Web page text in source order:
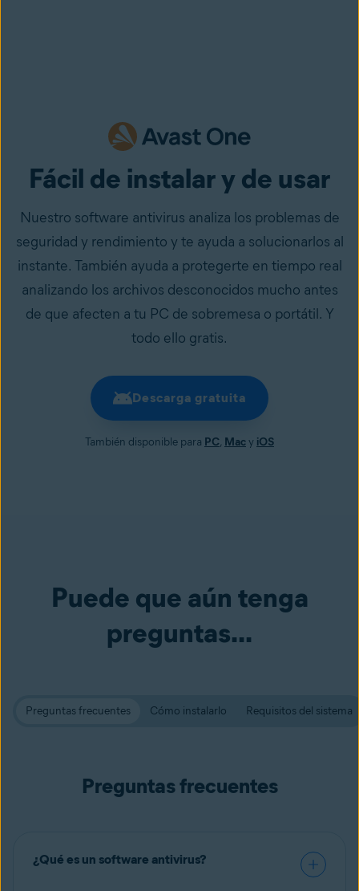
Fácil de instalar y de usar
Nuestro software antivirus analiza los problemas de
seguridad y rendimiento y te ayuda a solucionarlos al
instante. También ayuda a protegerte en tiempo real
analizando los archivos desconocidos mucho antes
de que afecten a tu PC de sobremesa o portátil. Y
todo ello gratis.
Descarga gratuita
También disponible para PC, Macy iOS
Puede que aún tenga
preguntas...
Preguntas frecuentes Cómo instalarlo Requisitos del sistema
Preguntas frecuentes
¿Qué es un software antivirus?